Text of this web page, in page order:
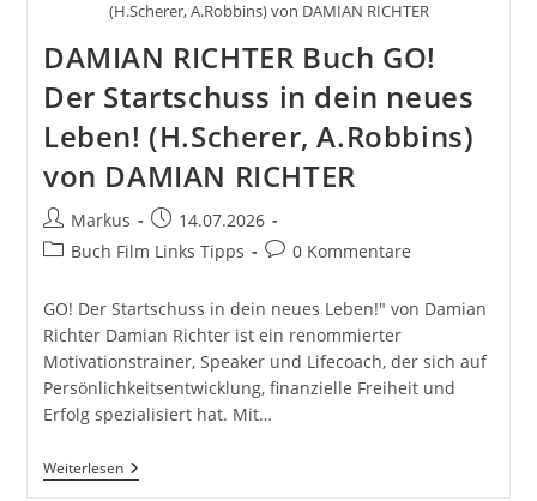
(H.Scherer, A.Robbins) von DAMIAN RICHTER
DAMIAN RICHTER Buch GO!
Der Startschuss in dein neues
Leben! (H.Scherer, A.Robbins)
von DAMIAN RICHTER
Beitrags-
Autor:
Markus
Beitrag
veröffentlicht:
14.07.2026
Beitrags-
Buch Film Links Tipps
Beitrags-
0 Kommentare
GO! Der Startschuss in dein neues Leben!" von Damian
Richter Damian Richter ist ein renommierter
Motivationstrainer, Speaker und Lifecoach, der sich auf
Persönlichkeitsentwicklung, finanzielle Freiheit und
Erfolg spezialisiert hat. Mit…
WeiterlesenDAMIAN
RICHTER